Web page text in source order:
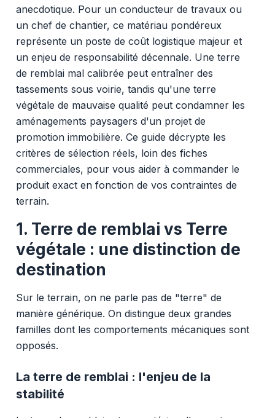
anecdotique. Pour un conducteur de travaux ou
un chef de chantier, ce matériau pondéreux
représente un poste de coût logistique majeur et
un enjeu de responsabilité décennale. Une terre
de remblai mal calibrée peut entraîner des
tassements sous voirie, tandis qu'une terre
végétale de mauvaise qualité peut condamner les
aménagements paysagers d'un projet de
promotion immobilière. Ce guide décrypte les
critères de sélection réels, loin des fiches
commerciales, pour vous aider à commander le
produit exact en fonction de vos contraintes de
terrain.
1. Terre de remblai vs Terre
végétale : une distinction de
destination
Sur le terrain, on ne parle pas de "terre" de
manière générique. On distingue deux grandes
familles dont les comportements mécaniques sont
opposés.
La terre de remblai : l'enjeu de la
stabilité